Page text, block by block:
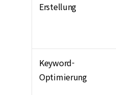
Erstellung
Keyword-
Optimierung